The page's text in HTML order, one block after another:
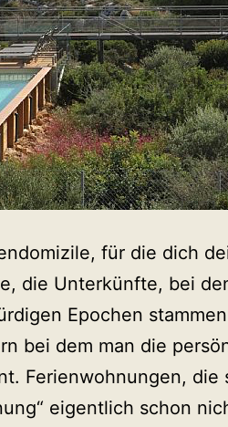
für die dich
die Unterkünfte, bei
Epochen
bei dem man die
Ferienwohnungen, die
eigentlich schon